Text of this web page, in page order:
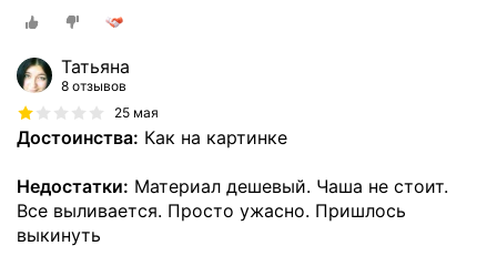
Татьяна
8 отзывов
25 мая
Достоинства: Как на картинке
Недостатки: Материал дешевый. Чаша не стоит.
Все выливается. Просто ужасно. Пришлось
выкинуть